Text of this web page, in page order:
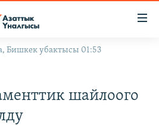
Бишкек убактысы 01:53
шайлоого